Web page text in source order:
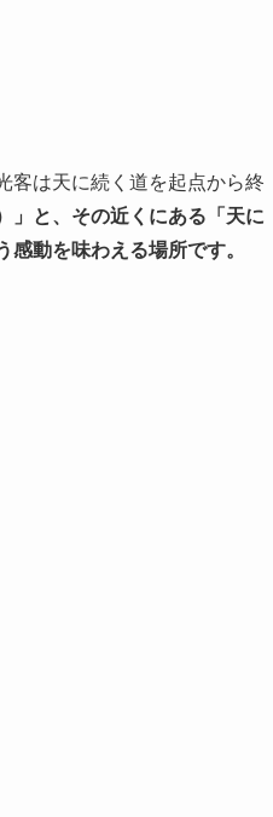
客は天に続く道を起点から終
」と、その近くにある「天に
動を味わえる場所です。